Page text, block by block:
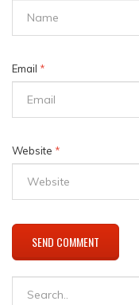
Email *
Website *